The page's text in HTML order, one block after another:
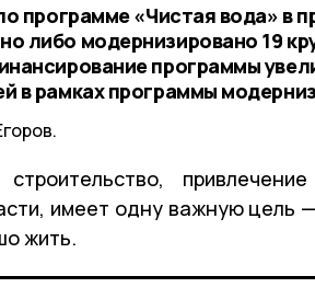
программе «Чистая вода» в
либо модернизировано 19
программы
в рамках программы
строительство,
имеет одну важную цель
жить.